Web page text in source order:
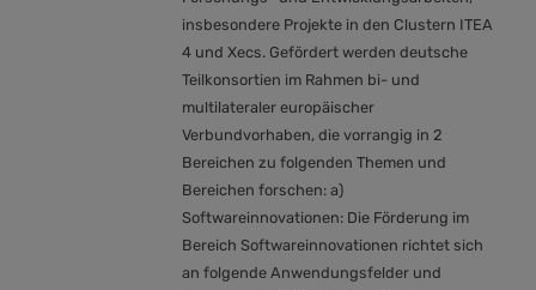
insbesondere Projekte in den Clustern ITEA
4 und Xecs. Gefördert werden deutsche
Teilkonsortien im Rahmen bi- und
multilateraler europäischer
Verbundvorhaben, die vorrangig in 2
Bereichen zu folgenden Themen und
Bereichen forschen: a)
Softwareinnovationen: Die Förderung im
Bereich Softwareinnovationen richtet sich
an folgende Anwendungsfelder und